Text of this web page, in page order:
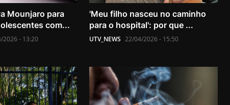
Mounjaro para
com...
2026 - 13:20
'Meu filho nasceu no caminho
para o hospital': por que ...
UTV_NEWS 22/04/2026 - 15:50